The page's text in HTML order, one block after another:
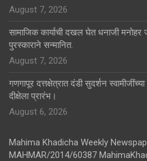
August 7, 2026
सामाजिक कार्याची दखल घेत धनाजी मनोहर
पुरस्काराने सन्मानित.
August 7, 2026
गणगापूर दत्तक्षेत्रात दंडी सुदर्शन स्वामीजींच्या
दीक्षेला प्रारंभ।
August 6, 2026
Mahima Khadicha Weekly
MAHMAR/2014/60387